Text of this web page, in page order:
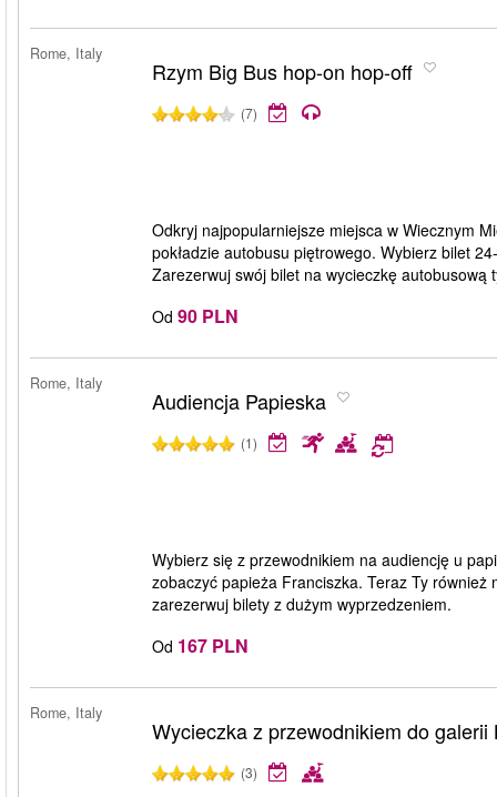
Rome, Italy
Rzym Big Bus hop-on hop-off
(7)
Odkryj najpopularniejsze miejsca w Wiecznym
pokładzie autobusu piętrowego. Wybierz bilet
Zarezerwuj swój bilet na wycieczkę autobusową
Od 90 PLN
Rome, Italy
Audiencja Papieska
(1)
Wybierz się z przewodnikiem na audiencję u
zobaczyć papieża Franciszka. Teraz Ty
zarezerwuj bilety z dużym wyprzedzeniem.
Od 167 PLN
Rome, Italy
Wycieczka z przewodnikiem do galerii
(3)